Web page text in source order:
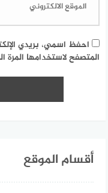
احفظ اسمي، بريدي
المتصفح لاستخدامها
أقسام الموقع